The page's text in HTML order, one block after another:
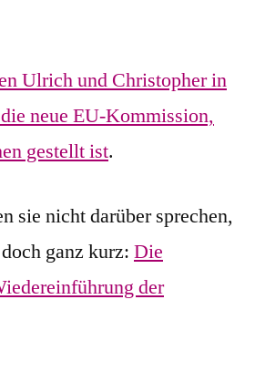
Ulrich und Christopher in
neue EU-Kommission,
gestellt ist.
sie nicht darüber sprechen,
ganz kurz: Die
der